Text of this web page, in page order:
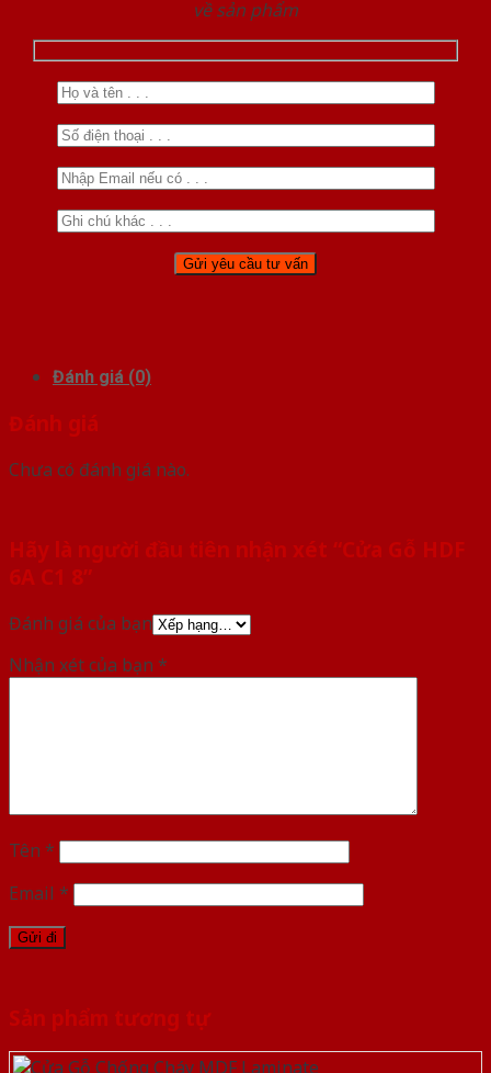
về sản phẩm
Đánh giá (0)
Đánh giá
Chưa có đánh giá nào.
Hãy là người đầu tiên nhận xét “Cửa Gỗ HDF
6A C1 8”
Đánh giá của bạn
Nhận xét của bạn *
Tên *
Email *
Sản phẩm tương tự